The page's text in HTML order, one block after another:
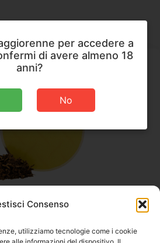
Consenso
utilizziamo tecnologie come i cookie
,Tabacco da Pipa
Marylebone
per accedere a
di avere almeno 18
anni?
No